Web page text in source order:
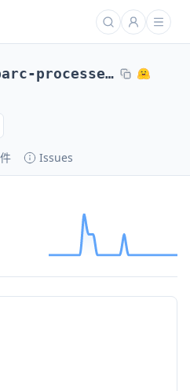
arc-barc-processed-direct-max4k-abs-lr5e-6-ep6-oracle-0104-2of8
Issues